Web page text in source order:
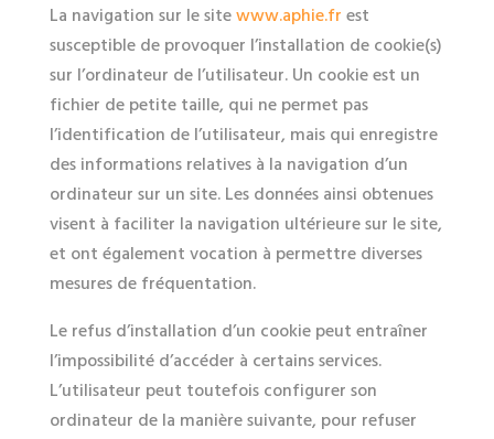
La navigation sur le sitewww.aphie.frest
susceptible de provoquer l’installation de cookie(s)
sur l’ordinateur de l’utilisateur. Un cookie est un
fichier de petite taille, qui ne permet pas
l’identification de l’utilisateur, mais qui enregistre
des informations relatives à la navigation d’un
ordinateur sur un site. Les données ainsi obtenues
visent à faciliter la navigation ultérieure sur le site,
et ont également vocation à permettre diverses
mesures de fréquentation.
Le refus d’installation d’un cookie peut entraîner
l’impossibilité d’accéder à certains services.
L’utilisateur peut toutefois configurer son
ordinateur de la manière suivante, pour refuser